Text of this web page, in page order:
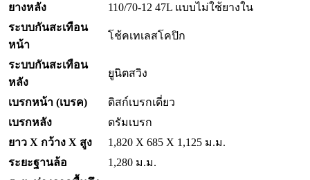
ยางหลัง
110/70-12 47L แบบไม่ใช้ยางใน
ระบบกันสะเทือน
หน้า
โช้คเทเลสโคปิก
ระบบกันสะเทือน
หลัง
ยูนิตสวิง
เบรกหน้า (เบรค)
ดิสก์เบรกเดี่ยว
เบรกหลัง
ดรัมเบรก
ยาว X กว้าง X สูง
1,820 X 685 X 1,125 ม.ม.
ระยะฐานล้อ
1,280 ม.ม.